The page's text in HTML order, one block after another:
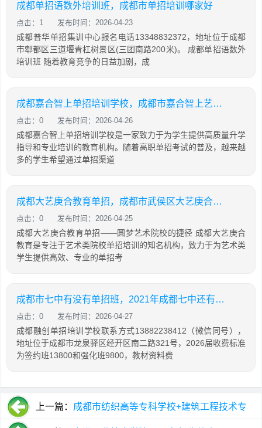
成都单招语数外培训班，成都市单招培训哪家好
点击：1 发布时间：2026-04-23
成都普华单招集训中心报名电话13348832372，地址位于成都
市郫都区三道堰青杠树景区(三团南路200米)。 成都单招语数外
培训班 随着教育竞争的日益加剧，成
成都嘉合智上单招培训学校，成都市嘉合智上艺术学校
点击：0 发布时间：2026-04-26
成都嘉合智上单招培训学校是一家致力于为学生提供高质量升学
指导和专业培训的教育机构。随着高职单招考试的普及，越来越
多的学生希望通过单招渠道
成都大艺庚合教育单招，成都市武侯区大艺庚合文化艺术培训学校
点击：0 发布时间：2026-04-25
成都大艺庚合教育单招——圆梦艺术院校的捷径 成都大艺庚合
教育是专注于艺术类院校单招培训的知名机构，致力于为艺术类
学生提供高效、专业的单招考
成都市七中有没有单招班，2021年成都七中还有自主招生吗
点击：0 发布时间：2026-04-27
成都融创单招培训学校联系方式13882238412（微信同号），
地址位于成都市龙泉驿区经开区南二路321号，2026届收费标准
为签约班13800和强化班9800，教材资料费
上一篇： 成都市纺织高等专科学校+建筑工程技术专